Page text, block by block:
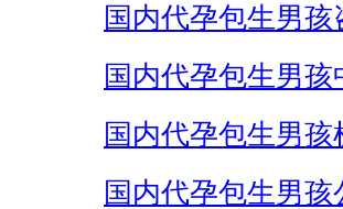
国内代孕包生男孩
国内代孕包生男孩
国内代孕包生男孩
国内代孕包生男孩